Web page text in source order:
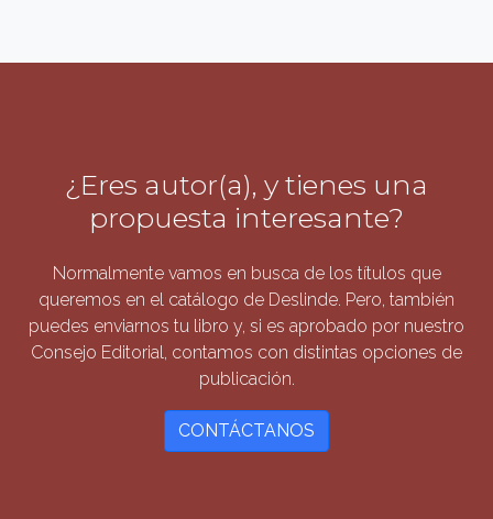
¿Eres autor(a), y tienes una
propuesta interesante?
Normalmente vamos en busca de los títulos que
queremos en el catálogo de Deslinde. Pero, también
puedes enviarnos tu libro y, si es aprobado por nuestro
Consejo Editorial, contamos con distintas opciones de
publicación.
CONTÁCTANOS